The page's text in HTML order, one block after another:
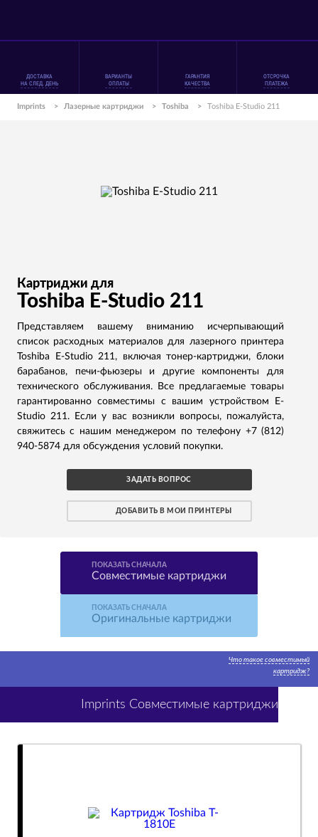
ДОСТАВКА
НА СЛЕД. ДЕНЬ
ВАРИАНТЫ
ОПЛАТЫ
ГАРАНТИЯ
КАЧЕСТВА
ОТСРОЧКА
ПЛАТЕЖА
Imprints > Лазерные картриджи > Toshiba > Toshiba E-Studio 211
Картриджи для
Toshiba E-Studio 211
Представляем вашему вниманию исчерпывающий
список расходных материалов для лазерного принтера
Toshiba E-Studio 211, включая тонер-картриджи, блоки
барабанов, печи-фьюзеры и другие компоненты для
технического обслуживания. Все предлагаемые товары
гарантированно совместимы с вашим устройством E-
Studio 211. Если у вас возникли вопросы, пожалуйста,
свяжитесь с нашим менеджером по телефону +7 (812)
940-5874 для обсуждения условий покупки.
ЗАДАТЬ ВОПРОС
ДОБАВИТЬ В МОИ ПРИНТЕРЫ
ПОКАЗАТЬ СНАЧАЛА
Совместимые картриджи
ПОКАЗАТЬ СНАЧАЛА
Оригинальные картриджи
Что такое совместимый
картридж?
Imprints Совместимые картриджи